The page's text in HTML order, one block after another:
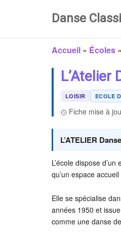
Danse
Accueil » Écoles »
L’Atelier
LOISIR ECOLE
Fiche mise à
L’ATELIER
L’école dispose
qu’un espace
Elle se spécialise
années 1950 et
comme une danse